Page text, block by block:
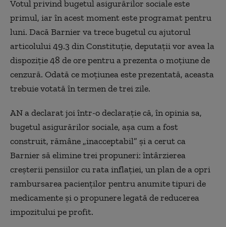
Votul privind bugetul asigurărilor sociale este
primul, iar în acest moment este programat pentru
luni. Dacă Barnier va trece bugetul cu ajutorul
articolului 49.3 din Constituție, deputații vor avea la
dispoziție 48 de ore pentru a prezenta o moțiune de
cenzură. Odată ce moțiunea este prezentată, aceasta
trebuie votată în termen de trei zile.
AN a declarat joi într-o declarație că, în opinia sa,
bugetul asigurărilor sociale, așa cum a fost
construit, rămâne „inacceptabil” și a cerut ca
Barnier să elimine trei propuneri: întârzierea
creșterii pensiilor cu rata inflației, un plan de a opri
rambursarea pacienților pentru anumite tipuri de
medicamente și o propunere legată de reducerea
impozitului pe profit.